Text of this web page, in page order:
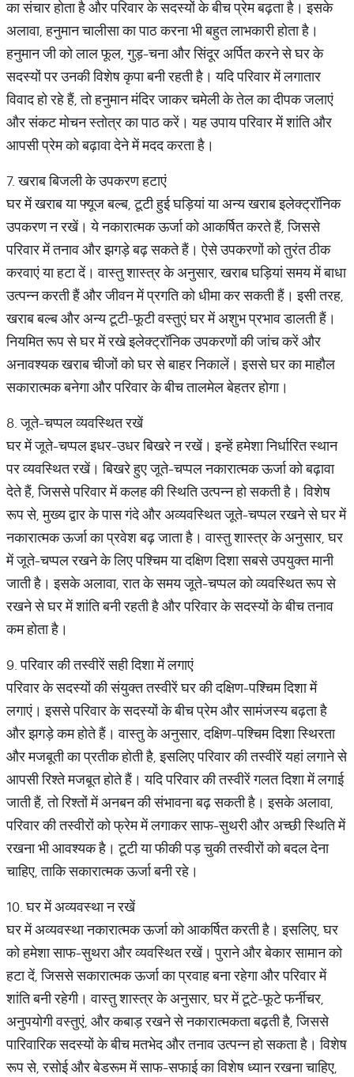
का संचार होता है और परिवार के सदस्यों के बीच प्रेम बढ़ता है। इसके
अलावा, हनुमान चालीसा का पाठ करना भी बहुत लाभकारी होता है।
हनुमान जी को लाल फूल, गुड़-चना और सिंदूर अर्पित करने से घर के
सदस्यों पर उनकी विशेष कृपा बनी रहती है। यदि परिवार में लगातार
विवाद हो रहे हैं, तो हनुमान मंदिर जाकर चमेली के तेल का दीपक जलाएं
और संकट मोचन स्तोत्र का पाठ करें। यह उपाय परिवार में शांति और
आपसी प्रेम को बढ़ावा देने में मदद करता है।
7. खराब बिजली के उपकरण हटाएं
घर में खराब या फ्यूज बल्ब, टूटी हुई घड़ियां या अन्य खराब इलेक्ट्रॉनिक
उपकरण न रखें। ये नकारात्मक ऊर्जा को आकर्षित करते हैं, जिससे
परिवार में तनाव और झगड़े बढ़ सकते हैं। ऐसे उपकरणों को तुरंत ठीक
करवाएं या हटा दें। वास्तु शास्त्र के अनुसार, खराब घड़ियां समय में बाधा
उत्पन्न करती हैं और जीवन में प्रगति को धीमा कर सकती हैं। इसी तरह,
खराब बल्ब और अन्य टूटी-फूटी वस्तुएं घर में अशुभ प्रभाव डालती हैं।
नियमित रूप से घर में रखे इलेक्ट्रॉनिक उपकरणों की जांच करें और
अनावश्यक खराब चीजों को घर से बाहर निकालें। इससे घर का माहौल
सकारात्मक बनेगा और परिवार के बीच तालमेल बेहतर होगा।
8. जूते-चप्पल व्यवस्थित रखें
घर में जूते-चप्पल इधर-उधर बिखरे न रखें। इन्हें हमेशा निर्धारित स्थान
पर व्यवस्थित रखें। बिखरे हुए जूते-चप्पल नकारात्मक ऊर्जा को बढ़ावा
देते हैं, जिससे परिवार में कलह की स्थिति उत्पन्न हो सकती है। विशेष
रूप से, मुख्य द्वार के पास गंदे और अव्यवस्थित जूते-चप्पल रखने से घर में
नकारात्मक ऊर्जा का प्रवेश बढ़ जाता है। वास्तु शास्त्र के अनुसार, घर
में जूते-चप्पल रखने के लिए पश्चिम या दक्षिण दिशा सबसे उपयुक्त मानी
जाती है। इसके अलावा, रात के समय जूते-चप्पल को व्यवस्थित रूप से
रखने से घर में शांति बनी रहती है और परिवार के सदस्यों के बीच तनाव
कम होता है।
9. परिवार की तस्वीरें सही दिशा में लगाएं
परिवार के सदस्यों की संयुक्त तस्वीरें घर की दक्षिण-पश्चिम दिशा में
लगाएं। इससे परिवार के सदस्यों के बीच प्रेम और सामंजस्य बढ़ता है
और झगड़े कम होते हैं। वास्तु के अनुसार, दक्षिण-पश्चिम दिशा स्थिरता
और मजबूती का प्रतीक होती है, इसलिए परिवार की तस्वीरें यहां लगाने से
आपसी रिश्ते मजबूत होते हैं। यदि परिवार की तस्वीरें गलत दिशा में लगाई
जाती हैं, तो रिश्तों में अनबन की संभावना बढ़ सकती है। इसके अलावा,
परिवार की तस्वीरों को फ्रेम में लगाकर साफ-सुथरी और अच्छी स्थिति में
रखना भी आवश्यक है। टूटी या फीकी पड़ चुकी तस्वीरों को बदल देना
चाहिए, ताकि सकारात्मक ऊर्जा बनी रहे।
10. घर में अव्यवस्था न रखें
घर में अव्यवस्था नकारात्मक ऊर्जा को आकर्षित करती है। इसलिए, घर
को हमेशा साफ-सुथरा और व्यवस्थित रखें। पुराने और बेकार सामान को
हटा दें, जिससे सकारात्मक ऊर्जा का प्रवाह बना रहेगा और परिवार में
शांति बनी रहेगी। वास्तु शास्त्र के अनुसार, घर में टूटे-फूटे फर्नीचर,
अनुपयोगी वस्तुएं, और कबाड़ रखने से नकारात्मकता बढ़ती है, जिससे
पारिवारिक सदस्यों के बीच मतभेद और तनाव उत्पन्न हो सकता है। विशेष
रूप से, रसोई और बेडरूम में साफ-सफाई का विशेष ध्यान रखना चाहिए,